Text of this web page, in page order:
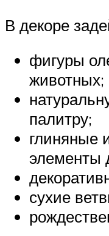
В декоре
фигуры
животных;
палитру;
глиняные
элементы
сухие